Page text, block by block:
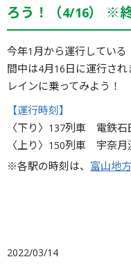
ろう！（4/16） ※
今年1月から運行してい
間中は4月16日に運行さ
レインに乗ってみよう！
【運行時刻】
〈下り〉137列車 電鉄
〈上り〉150列車 宇奈
※各駅の時刻は、 富山地
2022/03/14